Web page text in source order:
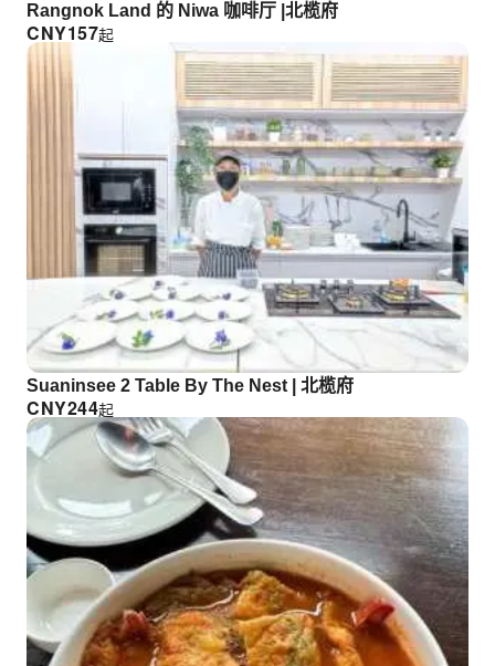
Rangnok Land 的 Niwa 咖啡厅 |北榄府
CNY157起
Suaninsee 2 Table By The Nest | 北榄府
CNY244起